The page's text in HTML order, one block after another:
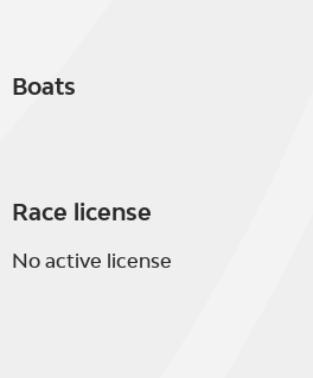
Boats
Race license
No active license